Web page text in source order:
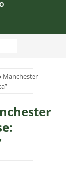
Manchester